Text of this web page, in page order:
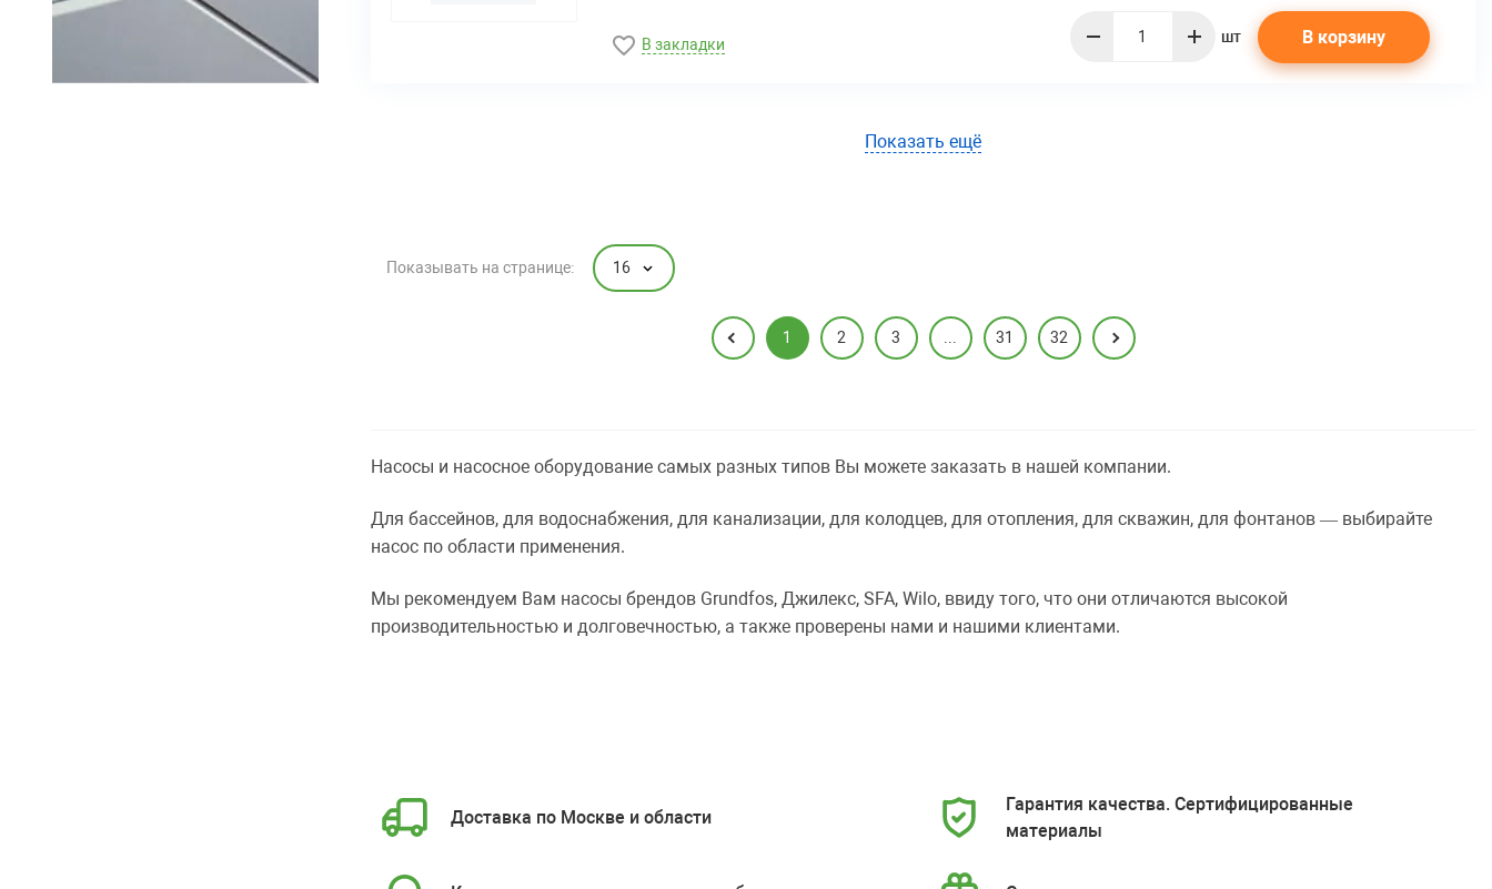
В закладки шт В корзину
Показать ещё
1 2 3 31 32
Показывать на странице: 16
Насосы и насосное оборудование самых разных типов Вы можете заказать в нашей компании.
Для бассейнов, для водоснабжения, для канализации, для колодцев, для отопления, для скважин, для фонтанов — выбирайте
насос по области применения.
Мы рекомендуем Вам насосы брендов Grundfos, Джилекс, SFA, Wilo, ввиду того, что они отличаются высокой
производительностью и долговечностью, а также проверены нами и нашими клиентами.
Доставка по Москве и области
Гарантия качества. Сертифицированные
материалы